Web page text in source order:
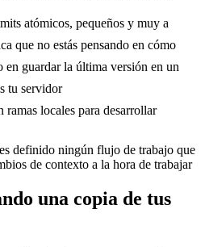
atómicos, pequeños y muy a
que no estás pensando en cómo
en guardar la última versión en un
tu servidor
ramas locales para desarrollar
definido ningún flujo de trabajo que
de contexto a la hora de trabajar
una copia de tus